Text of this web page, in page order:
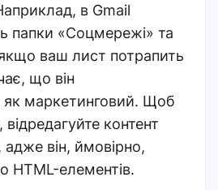
в Gmail
папки «Соцмережі» та
якщо ваш лист потрапить
що він
як маркетинговий. Щоб
контент
він, ймовірно,
HTML-елементів.